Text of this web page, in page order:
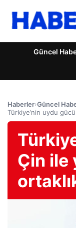
Güncel
Haberler›Güncel
Türkiye’nin uydu
Çin ile